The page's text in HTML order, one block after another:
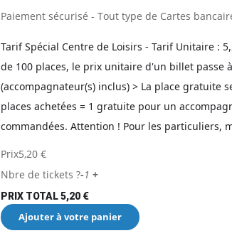
Paiement sécurisé - Tout type de Cartes
Tarif Spécial Centre de Loisirs - Tarif Unitaire :
de 100 places, le prix unitaire d'un billet passe
(accompagnateur(s) inclus) > La place gratuite
places achetées = 1 gratuite pour un
commandées. Attention ! Pour les particuliers,
Prix5,20 €
Nbre de tickets ?-1 +
PRIX TOTAL5,20 €
Ajouter à votre panier